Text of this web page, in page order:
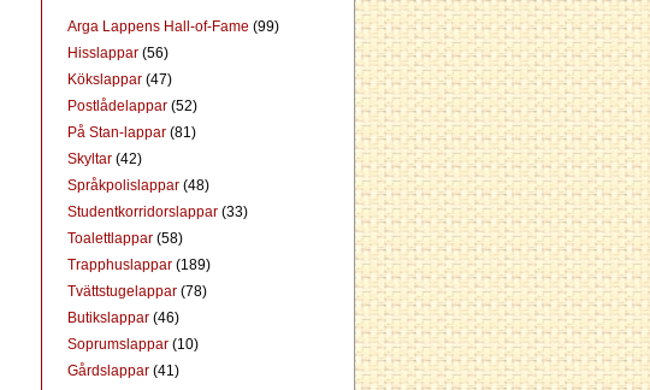
Arga Lappens Hall-of-Fame (99)
Hisslappar (56)
Kökslappar (47)
Postlådelappar (52)
På Stan-lappar (81)
Skyltar (42)
Språkpolislappar (48)
Studentkorridorslappar (33)
Toalettlappar (58)
Trapphuslappar (189)
Tvättstugelappar (78)
Butikslappar (46)
Soprumslappar (10)
Gårdslappar (41)